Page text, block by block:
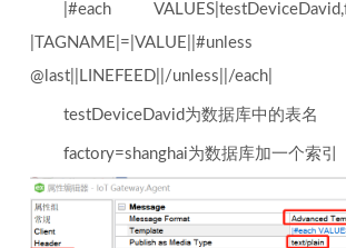
|#each
|TAGNAME|=|VALUE||#unless
@last||LINEFEED||/unless||/each|
testDeviceDavid为数据库中的表名
factory=shanghai为数据库加一个索引